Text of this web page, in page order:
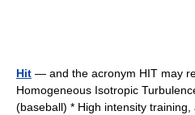
Hit — and the acronym HIT may
Homogeneous Isotropic
(baseball) * High intensity